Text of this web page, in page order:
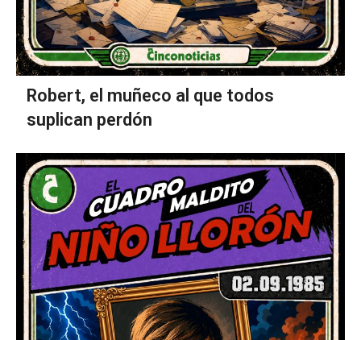
Robert, el muñeco al que todos
suplican perdón